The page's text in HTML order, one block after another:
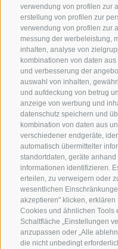
verwendung von profilen zur
erstellung von profilen zur
verwendung von profilen zur
messung der werbeleistung,
inhalten, analyse von
kombinationen von daten
und verbesserung der
auswahl von inhalten,
und aufdeckung von betrug
anzeige von werbung und
datenschutz speichern und
kombination von daten aus
verschiedener endgeräte,
automatisch übermittelter
standortdaten, geräte
informationen identifizieren.
erteilen, zu verweigern oder
wesentlichen
akzeptieren" klicken,
Cookies und ähnlichen Tools
Schaltfläche „Einstellungen
anzupassen oder „Alle
die nicht unbedingt